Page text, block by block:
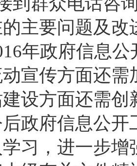
主要问题及改
年政府信息
宣传方面还
设方面还需
后政府信息公
习，进一步